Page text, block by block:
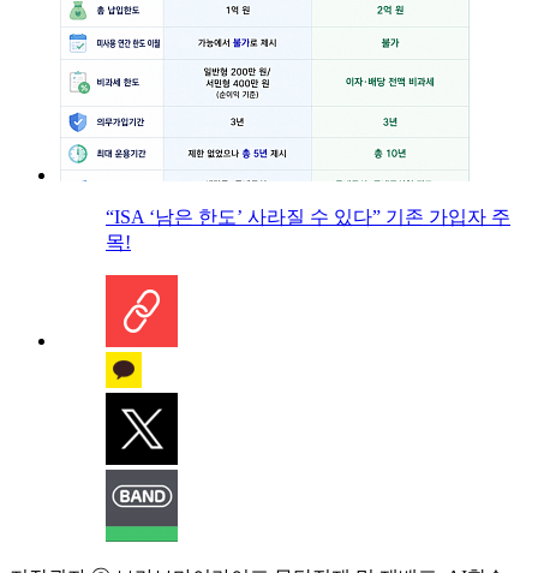
“ISA ‘남은 한도’ 사라질 수 있다” 기존 가입자 주
목!